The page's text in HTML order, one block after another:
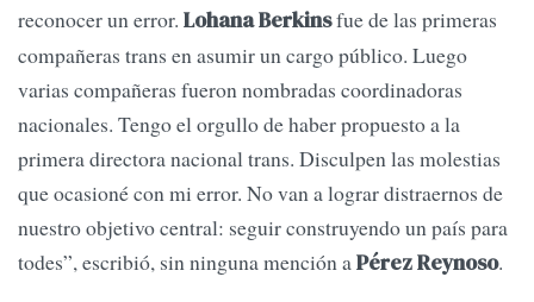
reconocer un error. Lohana Berkinsfue de las primeras
compañeras trans en asumir un cargo público. Luego
varias compañeras fueron nombradas coordinadoras
nacionales. Tengo el orgullo de haber propuesto a la
primera directora nacional trans. Disculpen las molestias
que ocasioné con mi error. No van a lograr distraernos de
nuestro objetivo central: seguir construyendo un país para
todes”, escribió, sin ninguna mención aPérez Reynoso.